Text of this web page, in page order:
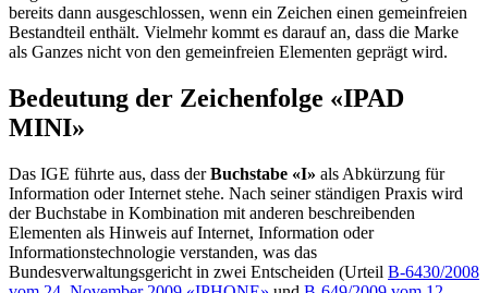
bereits dann ausgeschlossen, wenn ein Zeichen einen gemeinfreien
Bestandteil enthält. Vielmehr kommt es darauf an, dass die Marke
als Ganzes nicht von den gemeinfreien Elementen geprägt wird.
Bedeutung der Zeichenfolge «IPAD
MINI»
Das IGE führte aus, dass derBuchstabe «I» als Abkürzung für
Information oder Internet stehe. Nach seiner ständigen Praxis wird
der Buchstabe in Kombination mit anderen beschreibenden
Elementen als Hinweis auf Internet, Information oder
Informationstechnologie verstanden, was das
Bundesverwaltungsgericht in zwei Entscheiden (Urteil B-6430/2008